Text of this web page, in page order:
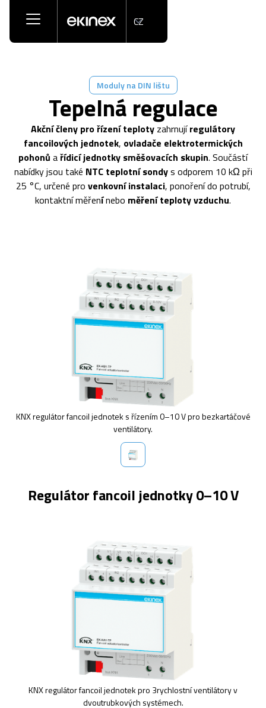
CZ
Moduly na DIN lištu
Tepelná regulace
Akční členy pro řízení teploty zahrnujíregulátory
fancoilových jednotek, ovladače elektrotermických
pohonů ařídicí jednotky směšovacích skupin. Součástí
nabídky jsou také NTC teplotní sondys odporem 10 kΩ při
25 °C, určené pro venkovní instalaci, ponoření do potrubí,
kontaktní měřenínebo měření teploty vzduchu.
KNX regulátor fancoil jednotek s řízením 0–10 V pro bezkartáčové
ventilátory.
Regulátor fancoil jednotky 0–10 V
KNX regulátor fancoil jednotek pro 3rychlostní ventilátory v
dvoutrubkových systémech.